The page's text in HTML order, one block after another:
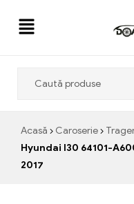
Acasă Caroserie
Hyundai I30 64101-
2017